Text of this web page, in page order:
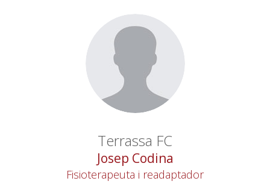
Terrassa FC
Josep Codina
Fisioterapeuta i readaptador